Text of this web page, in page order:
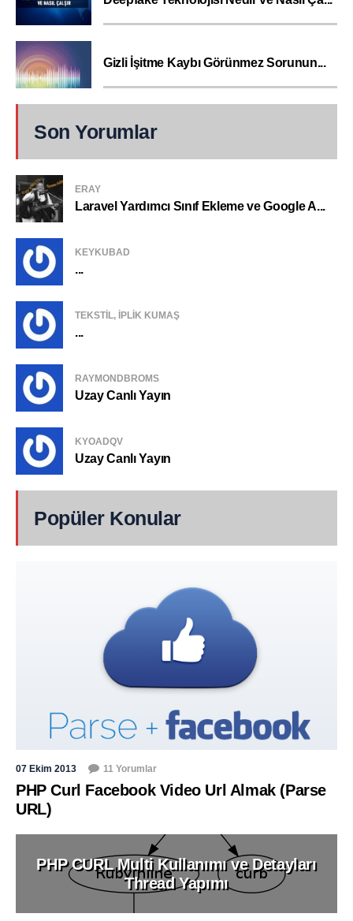
Gizli İşitme Kaybı Görünmez Sorunun...
Son Yorumlar
ERAY
Laravel Yardımcı Sınıf Ekleme ve Google A...
KEYKUBAD
...
TEKSTIL, IPLIK KUMAŞ
...
RAYMONDBROMS
Uzay Canlı Yayın
KYOADQV
Uzay Canlı Yayın
Popüler Konular
07 Ekim 2013 11 Yorumlar
PHP Curl Facebook Video Url Almak (Parse
URL)
PHP CURL Multi Kullanımı ve Detayları
Thread Yapımı